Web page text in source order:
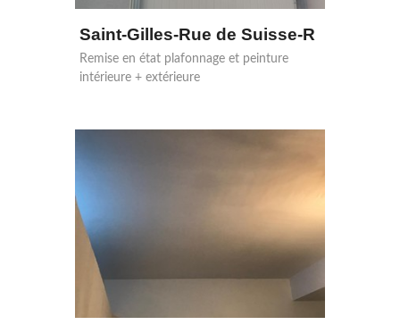
Saint-Gilles-Rue de Suisse-R
Remise en état plafonnage et peinture
intérieure + extérieure